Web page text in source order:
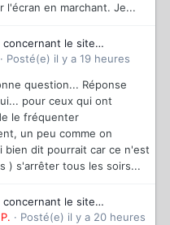
l'écran en marchant. Je...
concernant le site
· Posté(e) il y a 19 heures
question... Réponse
pour ceux qui ont
le fréquenter
un peu comme on
bien dit pourrait car ce n'est
) s'arrêter tous les soirs...
concernant le site
· Posté(e) il y a 20 heures